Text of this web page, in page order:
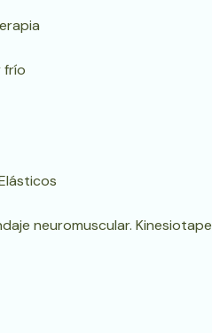
frío
neuromuscular. Kinesiotape